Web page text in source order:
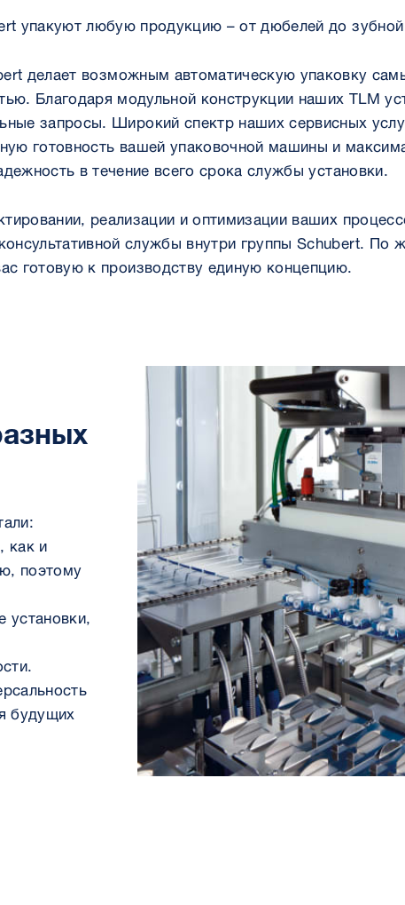
упакуют любую продукцию – от дюбелей до
делает возможным автоматическую упаковку
Благодаря модульной конструкции наших TLM
запросы. Широкий спектр наших сервисных
готовность вашей упаковочной машины и
в течение всего срока службы установки.
реализации и оптимизации ваших
службы внутри группы Schubert. По
готовую к производству единую концепцию.
как и
поэтому
установки,
будущих